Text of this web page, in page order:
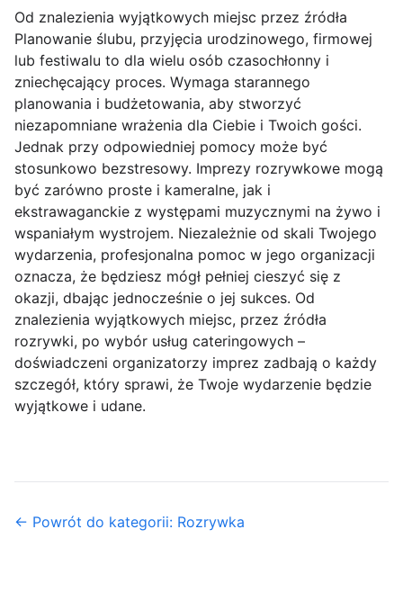
Od znalezienia wyjątkowych miejsc przez źródła
Planowanie ślubu, przyjęcia urodzinowego, firmowej
lub festiwalu to dla wielu osób czasochłonny i
zniechęcający proces. Wymaga starannego
planowania i budżetowania, aby stworzyć
niezapomniane wrażenia dla Ciebie i Twoich gości.
Jednak przy odpowiedniej pomocy może być
stosunkowo bezstresowy. Imprezy rozrywkowe mogą
być zarówno proste i kameralne, jak i
ekstrawaganckie z występami muzycznymi na żywo i
wspaniałym wystrojem. Niezależnie od skali Twojego
wydarzenia, profesjonalna pomoc w jego organizacji
oznacza, że będziesz mógł pełniej cieszyć się z
okazji, dbając jednocześnie o jej sukces. Od
znalezienia wyjątkowych miejsc, przez źródła
rozrywki, po wybór usług cateringowych –
doświadczeni organizatorzy imprez zadbają o każdy
szczegół, który sprawi, że Twoje wydarzenie będzie
wyjątkowe i udane.
← Powrót do kategorii: Rozrywka